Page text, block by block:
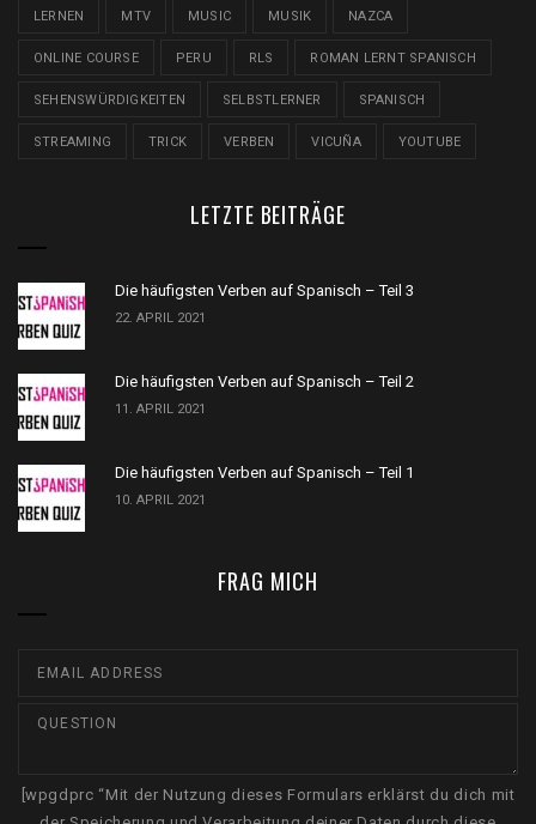
LERNEN MTV MUSIC MUSIK NAZCA
ONLINE COURSE PERU RLS ROMAN LERNT SPANISCH
SEHENSWÜRDIGKEITEN SELBSTLERNER SPANISCH
STREAMING TRICK VERBEN VICUÑA YOUTUBE
LETZTE BEITRÄGE
Die häufigsten Verben auf Spanisch – Teil 3
22. APRIL 2021
Die häufigsten Verben auf Spanisch – Teil 2
11. APRIL 2021
Die häufigsten Verben auf Spanisch – Teil 1
10. APRIL 2021
FRAG MICH
[wpgdprc “Mit der Nutzung dieses Formulars erklärst du dich mit